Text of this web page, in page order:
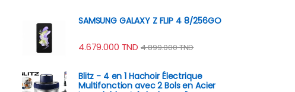
SAMSUNG GALAXY Z FLIP 4 8/256GO
4.679.000 TND 4.899.000TND
Blitz - 4 en 1 Hachoir Électrique
Multifonction avec 2 Bols en Acier